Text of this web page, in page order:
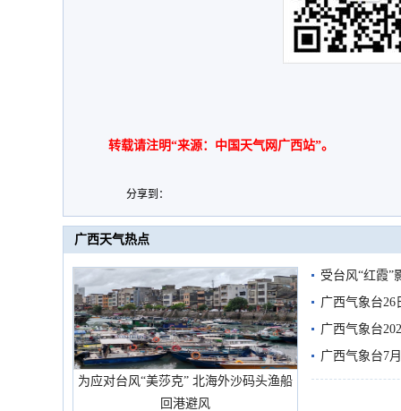
转载请注明“来源：中国天气网广西站”。
分享到：
广西天气热点
为应对台风“美莎克” 北海外沙码头渔船
回港避风
受台风“红霞”
有较强降雨
广西气象台26
广西气象台
预警
广西气象台7